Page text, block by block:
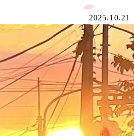
2025.10.21